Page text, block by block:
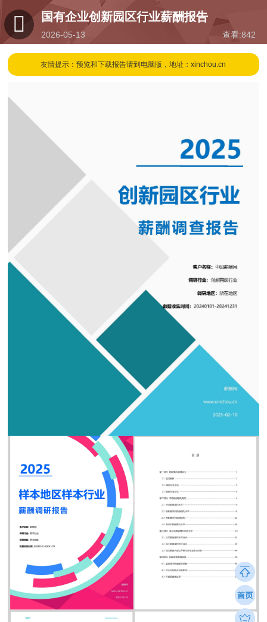
国有企业创新园区行业薪酬报告
2026-05-13
16:31
查看:842
友情提示：预览和下载报告请到电脑版，地址：xinchou.cn